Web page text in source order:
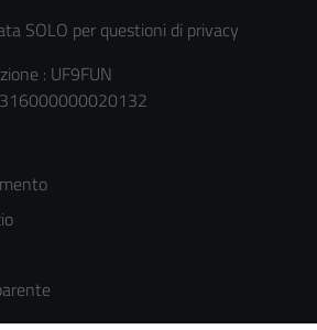
SOLO per questioni di privacy
: UF9FUN